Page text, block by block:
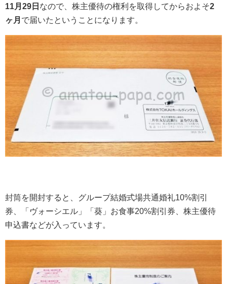
11月29日 なので、株主優待の権利を取得してからおよそ2
ヶ月 で届いたということになります。
封筒を開封すると、グループ結婚式場共通婚礼10%割引
券、「ヴォーシエル」「葵」お食事20%割引券、株主優待
申込書などが入っています。